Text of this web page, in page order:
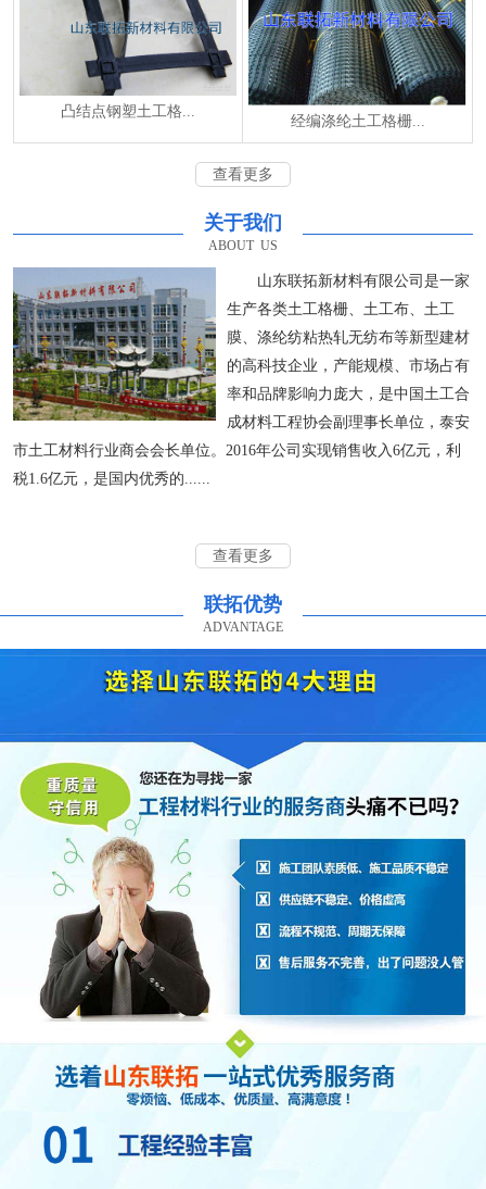
凸结点钢塑土工格...
经编涤纶土工格栅...
查看更多
关于我们
ABOUT US
山东联拓新材料有限公司是一家
生产各类土工格栅、土工布、土工
膜、涤纶纺粘热轧无纺布等新型建材
的高科技企业，产能规模、市场占有
率和品牌影响力庞大，是中国土工合
成材料工程协会副理事长单位，泰安
市土工材料行业商会会长单位。2016年公司实现销售收入6亿元，利
税1.6亿元，是国内优秀的......
查看更多
联拓优势
ADVANTAGE